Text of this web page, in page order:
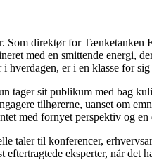
Som direktør for Tænketanken
med en smittende energi,
hverdagen, er i en klasse for sig
tager sit publikum med bag
tilhørerne, uanset om
med fornyet perspektiv og en
taler til konferencer,
eksperter, når det